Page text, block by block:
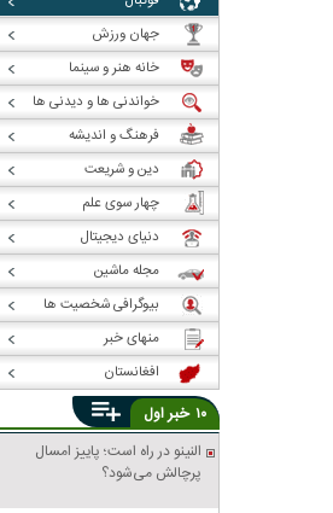
جهان ورزش
خانه هنر و سینما
خواندنی ها و دیدنی ها
فرهنگ و اندیشه
دین و شریعت
چهار سوی علم
دنیای دیجیتال
مجله ماشین
بیوگرافی شخصیت ها
منهای خبر
افغانستان
۱۰ خبراول
النینو در راه است؛ پاییز امسال
پرچالش می‌شود؟